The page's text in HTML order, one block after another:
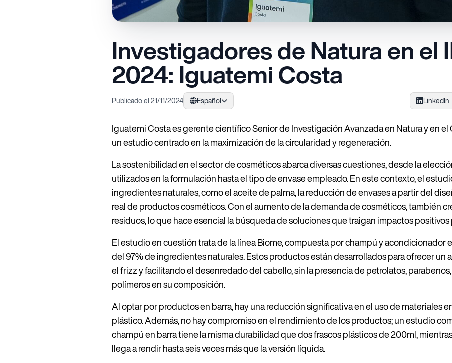
Investigadores de Natura en el
2024: Iguatemi Costa
Publicado el 21/11/2024 Español LinkedIn
Iguatemi Costa es gerente científico Senior de Investigación Avanzada en Natura y en
un estudio centrado en la maximización de la circularidad y regeneración.
La sostenibilidad en el sector de cosméticos abarca diversas cuestiones, desde la
utilizados en la formulación hasta el tipo de envase empleado. En este contexto, el
ingredientes naturales, como el aceite de palma, la reducción de envases a partir del
real de productos cosméticos. Con el aumento de la demanda de cosméticos, también
residuos, lo que hace esencial la búsqueda de soluciones que traigan impactos
El estudio en cuestión trata de la línea Biome, compuesta por champú y acondicionador
del 97% de ingredientes naturales. Estos productos están desarrollados para ofrecer
el frizz y facilitando el desenredado del cabello, sin la presencia de petrolatos,
polímeros en su composición.
Al optar por productos en barra, hay una reducción significativa en el uso de materiales
plástico. Además, no hay compromiso en el rendimiento de los productos; un estudio
champú en barra tiene la misma durabilidad que dos frascos plásticos de 200ml,
llega a rendir hasta seis veces más que la versión líquida.